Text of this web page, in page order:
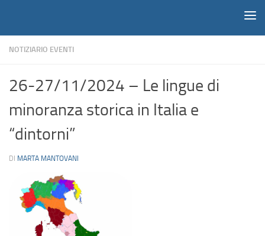
NOTIZIARIO EVENTI
26-27/11/2024 – Le lingue di
minoranza storica in Italia e
“dintorni”
DI MARTA MANTOVANI